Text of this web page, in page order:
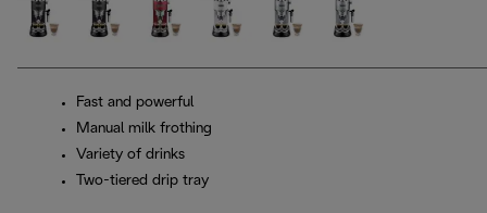
Fast and powerful
Manual milk frothing
Variety of drinks
Two-tiered drip tray